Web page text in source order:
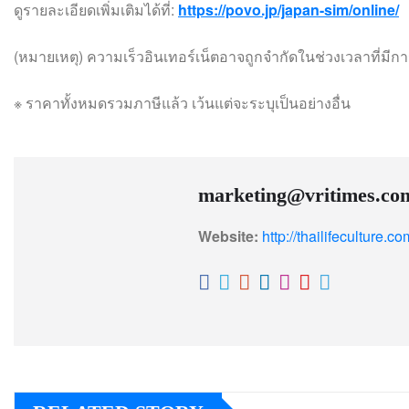
ดูรายละเอียดเพิ่มเติมได้ที่: https://povo.jp/japan-sim/online/
(หมายเหตุ) ความเร็วอินเทอร์เน็ตอาจถูกจำกัดในช่วงเวลาที่มี
※ ราคาทั้งหมดรวมภาษีแล้ว เว้นแต่จะระบุเป็นอย่างอื่น
Website: http://